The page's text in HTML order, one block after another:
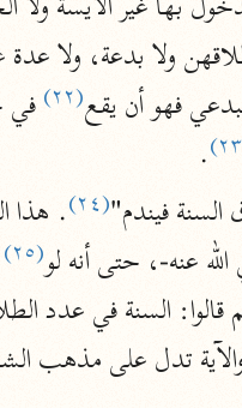
آثار
فهو أن يقع(٢٢)
.
فيندم"(٢٤)
عنه-، حتى أنه لو(٢٥)
تدل على مذهب